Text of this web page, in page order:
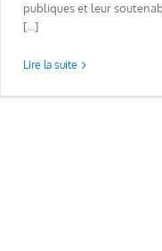
publiques et leur
[...]
Lire la suite